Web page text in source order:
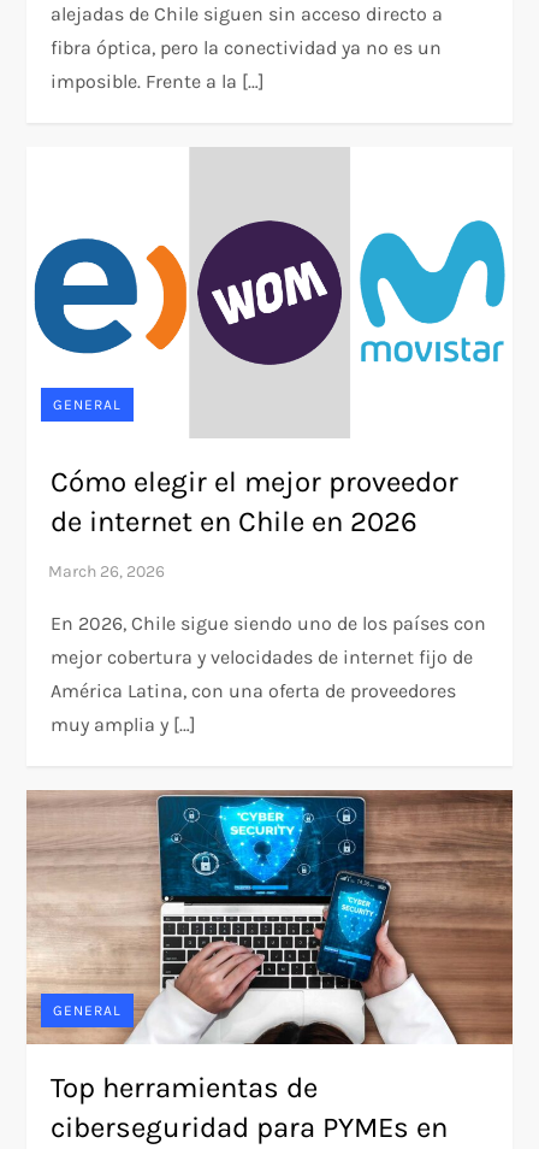
alejadas de Chile siguen sin acceso directo a
fibra óptica, pero la conectividad ya no es un
imposible. Frente a la […]
GENERAL
Cómo elegir el mejor proveedor
de internet en Chile en 2026
En 2026, Chile sigue siendo uno de los países con
mejor cobertura y velocidades de internet fijo de
América Latina, con una oferta de proveedores
muy amplia y […]
GENERAL
Top herramientas de
ciberseguridad para PYMEs en